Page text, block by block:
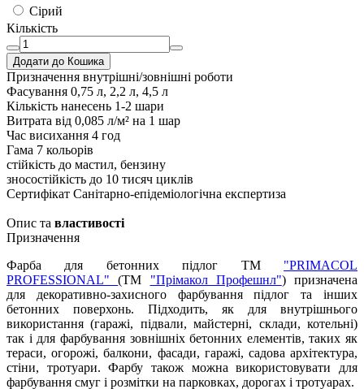
Сірий
Кількість
Додати до Кошика
Призначення внутрішні/зовнішні роботи
Фасування 0,75 л, 2,2 л, 4,5 л
Кількість нанесень 1-2 шари
Витрата від 0,085 л/м² на 1 шар
Час висихання 4 год
Гама 7 кольорів
стійкість до мастил, бензину
зносостійкість до 10 тисяч циклів
Сертифікат Санітарно-епідеміологічна експертиза
Опис та властивості
Призначення
Фарба для бетонних підлог ТМ "PRIMACOL
PROFESSIONAL"(ТМ "Прімакол Профешнл") призначена
для декоративно-захисного фарбування підлог та інших
бетонних поверхонь. Підходить, як для внутрішнього
використання (гаражі, підвали, майстерні, склади, котельні)
так і для фарбування зовнішніх бетонних елементів, таких як
тераси, огорожі, балкони, фасади, гаражі, садова архітектура,
стіни, тротуари. Фарбу також можна використовувати для
фарбування смуг і розмітки на парковках, дорогах і тротуарах.